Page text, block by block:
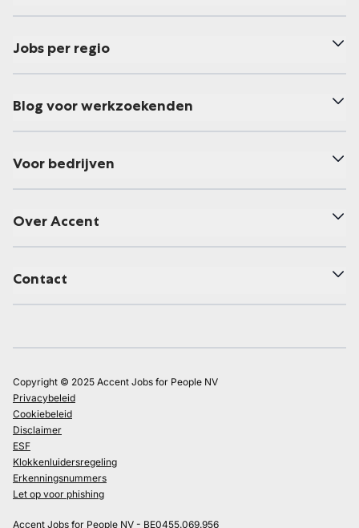
Jobs per regio
Blog voor werkzoekenden
Voor bedrijven
Over Accent
Contact
Copyright © 2025 Accent Jobs for People NV
Privacybeleid
Cookiebeleid
Disclaimer
ESF
Klokkenluidersregeling
Erkenningsnummers
Let op voor phishing
Accent Jobs for People NV - BE0455.069.956